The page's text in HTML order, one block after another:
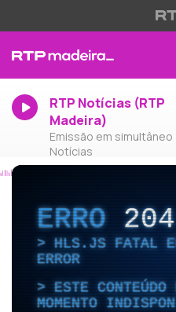
RTP Notícias (RTP
Madeira)
Emissão em simultâneo
Notícias
ERRO204
HLS.JS FATAL
ERROR
ESTE
MOMENTO